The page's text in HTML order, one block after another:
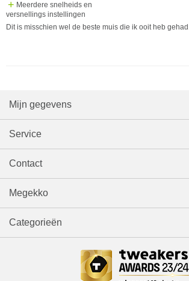
Meerdere snelheids en
versnellings instellingen
Dit is misschien wel de beste muis die ik ooit heb
Mijn gegevens
Service
Contact
Megekko
Categorieën